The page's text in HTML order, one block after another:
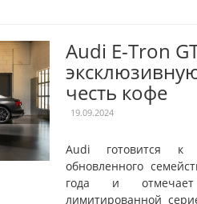
Audi E-Tron
честь кофе
19.09.2024
Audi готовится к
обновленного
года и
лимитированной